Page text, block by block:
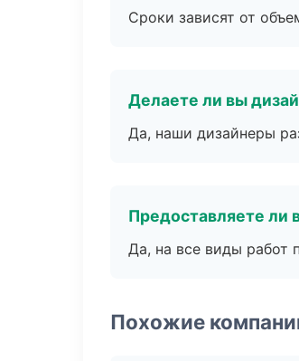
Сроки зависят от
Делаете ли вы
Да, наши дизайнеры
Предоставляете ли
Да, на все виды работ
Похожие